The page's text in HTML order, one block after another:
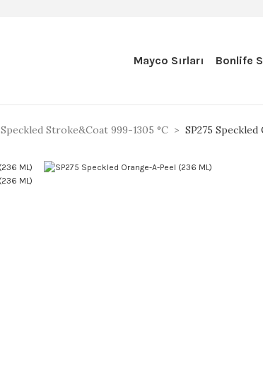
Mayco Sırları Bonlife
Speckled Stroke&Coat 999-1305 °C SP275